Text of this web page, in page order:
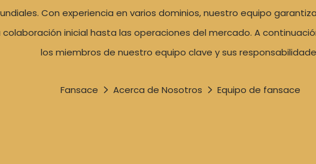
Con experiencia en varios dominios, nuestro equipo
inicial hasta las operaciones del mercado. A
los miembros de nuestro equipo clave y sus
Fansace Acerca de Nosotros Equipo de fansace